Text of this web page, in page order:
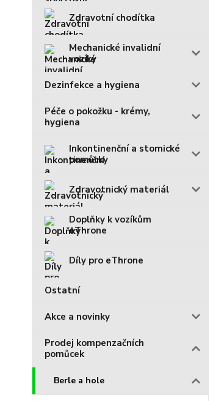
Zdravotní chodítka
Mechanické invalidní
vozíky
Dezinfekce a hygiena
Péče o pokožku - krémy,
hygiena
Inkontinenční a stomické
pomůcky
Zdravotnický materiál
Doplňky k vozíkům
eThrone
Díly pro eThrone
Ostatní
Akce a novinky
Prodej kompenzačních
pomůcek
Berle a hole